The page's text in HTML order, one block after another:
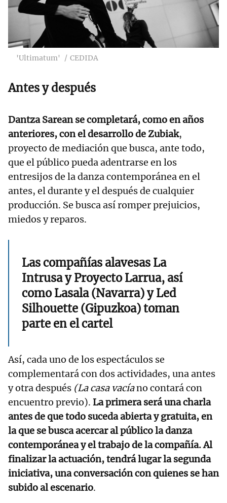
'Ultimatum' CEDIDA
Antes y después
Dantza Sarean se completará, como en años
anteriores, con el desarrollo de Zubiak,
proyecto de mediación que busca, ante todo,
que el público pueda adentrarse en los
entresijos de la danza contemporánea en el
antes, el durante y el después de cualquier
producción. Se busca así romper prejuicios,
miedos y reparos.
Las compañías alavesas La
Intrusa y Proyecto Larrua, así
como Lasala (Navarra) y Led
Silhouette (Gipuzkoa) toman
parte en el cartel
Así, cada uno de los espectáculos se
complementará con dos actividades, una antes
y otra después (La casa vacíano contará con
encuentro previo). La primera será una charla
antes de que todo suceda abierta y gratuita, en
la que se busca acercar al público la danza
contemporánea y el trabajo de la compañía. Al
finalizar la actuación, tendrá lugar la segunda
iniciativa, una conversación con quienes se han
subido al escenario.